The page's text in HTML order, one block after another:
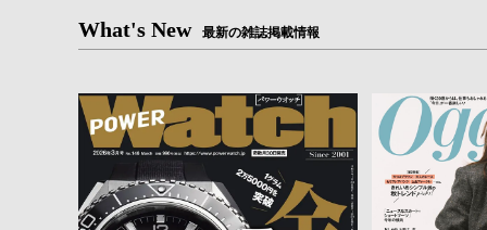
What's New 最新の雑誌掲載情報